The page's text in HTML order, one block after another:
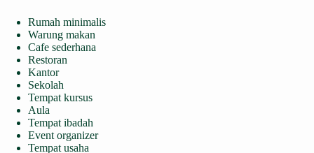
Rumah minimalis
Warung makan
Cafe sederhana
Restoran
Kantor
Sekolah
Tempat kursus
Aula
Tempat ibadah
Event organizer
Tempat usaha